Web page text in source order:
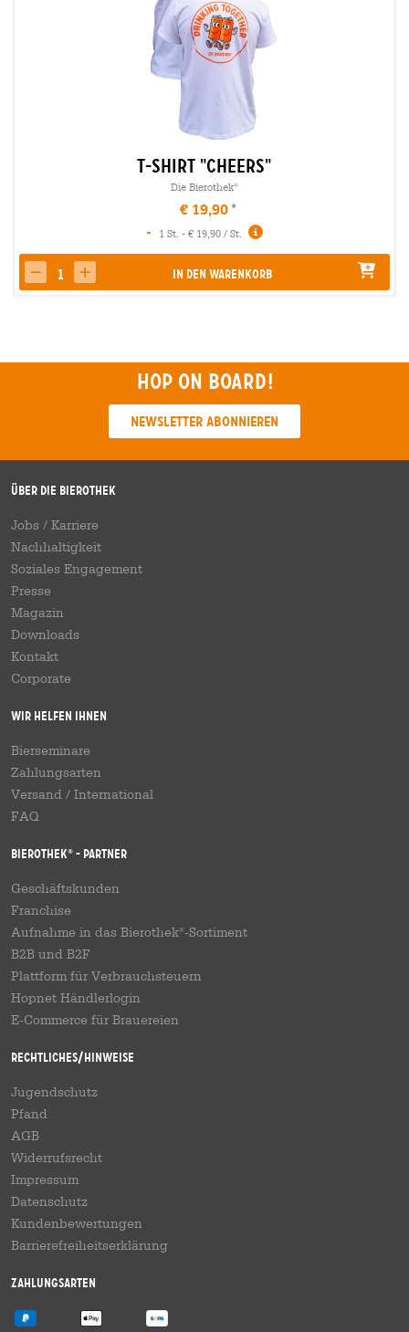
T-Shirt "Cheers"
Die Bierothek®
€ 19,90
-
1 St. - € 19,90 / St.
decrease quantity
increase quantityIn den Warenkorb
Hop on board!
Newsletter abonnieren
Über die Bierothek
Jobs / Karriere
Nachhaltigkeit
Soziales Engagement
Presse
Magazin
Downloads
Kontakt
Corporate
Wir helfen Ihnen
Bierseminare
Zahlungsarten
Versand / International
FAQ
Bierothek® - Partner
Geschäftskunden
Franchise
Aufnahme in das Bierothek®-Sortiment
B2B und B2F
Plattform für Verbrauchsteuern
Hopnet Händlerlogin
E-Commerce für Brauereien
Rechtliches/Hinweise
Jugendschutz
Pfand
AGB
Widerrufsrecht
Impressum
Datenschutz
Kundenbewertungen
Barrierefreiheitserklärung
Zahlungsarten